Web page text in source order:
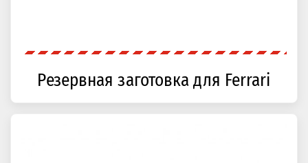
Резервная заготовка для Ferrari